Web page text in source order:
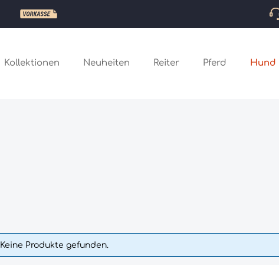
Kollektionen Neuheiten Reiter Pferd Hund
Keine Produkte gefunden.